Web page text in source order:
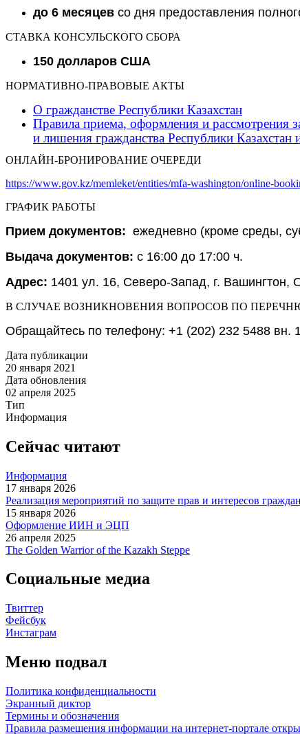
до 6 месяцев со дня предоставления
СТАВКА КОНСУЛЬСКОГО СБОРА
150 долларов США
НОРМАТИВНО-ПРАВОВЫЕ АКТЫ
О гражданстве Республики Казахстан
Правила приема, оформления и рассмотрения
и лишения гражданства Республики Казахстан
ОНЛАЙН-БРОНИРОВАНИЕ ОЧЕРЕДИ
https://www.gov.kz/memleket/entities/mfa-washington/online-
ГРАФИК РАБОТЫ
Прием документов: ежедневно (кроме среды,
Выдача документов: с 16:00 до 17:00 ч.
Адрес: 1401 ул. 16, Северо-Запад, г. Вашингтон,
В СЛУЧАЕ ВОЗНИКНОВЕНИЯ ВОПРОСОВ ПО
Обращайтесь по телефону: +1 (202) 232 5488 вн.
Дата публикации
20 января 2021
Дата обновления
02 апреля 2025
Тип
Информация
Сейчас читают
Информация
17 января 2026
Реализация мероприятий по защите прав и интересов
15 января 2026
Оформление ИИН и ЭЦП
26 апреля 2025
The Golden Warrior of the Kazakh Steppe
Социальные медиа
Твиттер
Фейсбук
Инстаграм
Меню подвал
Политика конфиденциальности
Экранный диктор
Термины и обозначения
Правила размещения информации на интернет-портале